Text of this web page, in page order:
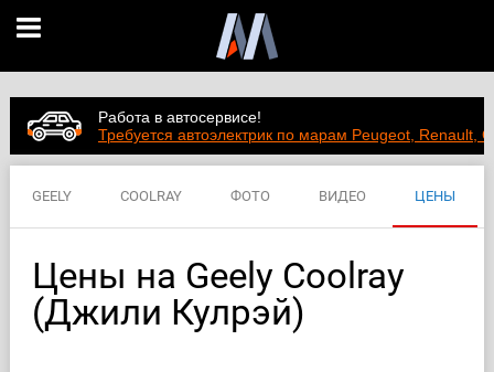
Работа в автосервисе!
Требуется автоэлектрик по марам Peugeot, Renault,
GEELY COOLRAY ФОТО ВИДЕО ЦЕНЫ
Цены на Geely Coolray
(Джили Кулрэй)